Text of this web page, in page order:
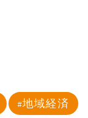
地域経済